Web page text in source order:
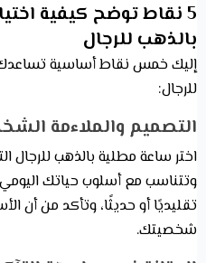
5 نقاط توضح كيفية
بالذهب للرجال
إليك خمس نقاط أساسية
للرجال:
التصميم والملاءمة
اختر ساعة مطلية بالذهب
وتتناسب مع أسلوب حياتك
تقليديًا أو حديثًا، وتأكد من أن
شخصيتك.